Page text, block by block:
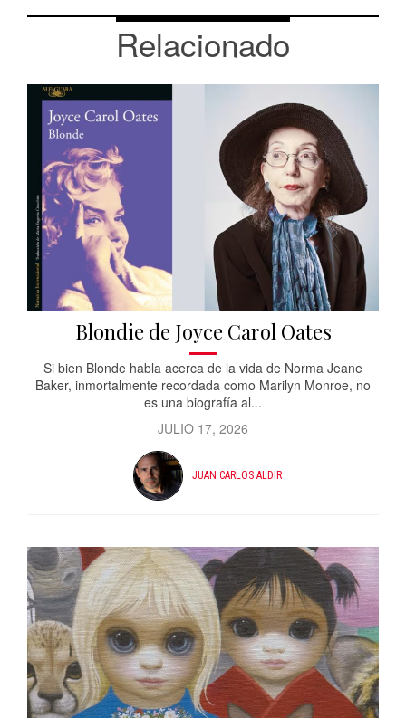
Relacionado
Blondie de Joyce Carol Oates
Si bien Blonde habla acerca de la vida de Norma Jeane
Baker, inmortalmente recordada como Marilyn Monroe, no
es una biografía al...
JULIO 17, 2026
JUAN CARLOS ALDIR